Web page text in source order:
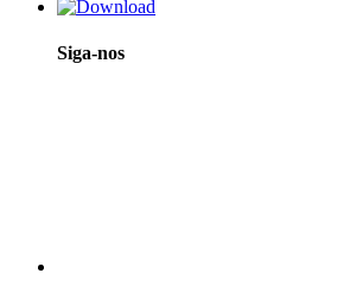
Siga-nos